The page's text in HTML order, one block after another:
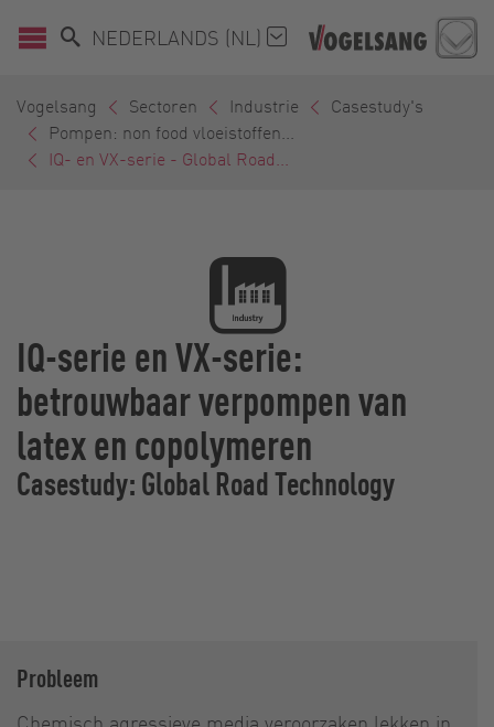
NEDERLANDS (NL)
Vogelsang Sectoren Industrie
Casestudy's
Pompen: non food vloeistoffen...
IQ- en VX-serie - Global Road...
IQ-serie en VX-serie:
betrouwbaar verpompen van
latex en copolymeren
Casestudy: Global Road Technology
Probleem